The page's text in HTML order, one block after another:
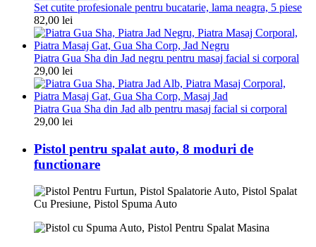
Set cutite profesionale pentru bucatarie, lama neagra, 5 piese
82,00 lei
Piatra Gua Sha din Jad negru pentru masaj facial si corporal
29,00 lei
Piatra Gua Sha din Jad alb pentru masaj facial si corporal
29,00 lei
Pistol pentru spalat auto, 8 moduri de
functionare